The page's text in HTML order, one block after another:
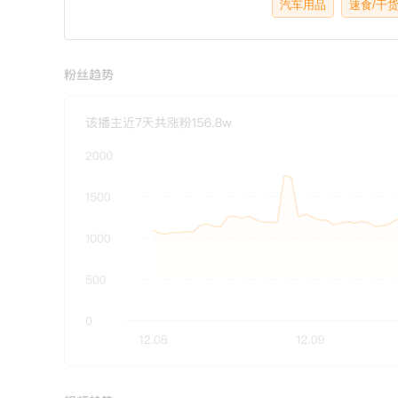
汽车用品 速食/干